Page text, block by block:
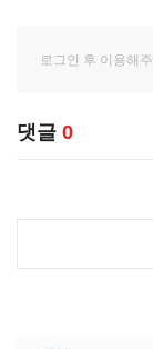
댓글 0